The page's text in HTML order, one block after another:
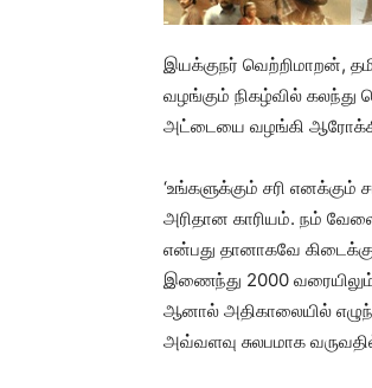
இயக்குநர் வெற்றிமாறன்,
வழங்கும் நிகழ்வில் கலந்து
அட்டையை வழங்கி
‘உங்களுக்கும் சரி
அரிதான காரியம். நம்
என்பது தானாகவே
இணைந்து 2000 வரையிலும்
ஆனால் அதிகாலையில்
அவ்வளவு சுலபமாக